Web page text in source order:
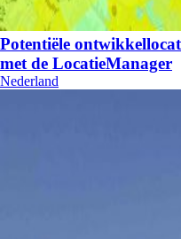
Potentiële
met de LocatieManager
Nederland